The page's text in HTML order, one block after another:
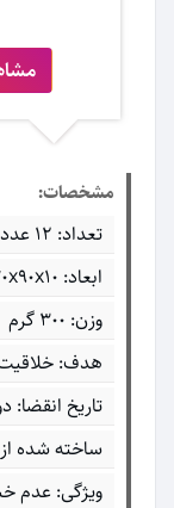
مشخصات:
تعداد: 12 عدد
ابعاد: ۱۷۰x۹۰x۱۰ میلی‌متر
وزن: 300 گرم
هدف:
تاریخ انقضا:
ساخته شده
ویژگی: